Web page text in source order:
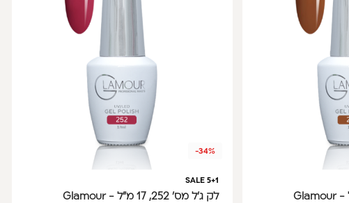
-34%
SALE 5+1
לק ג'ל מס' 252, 17 מ"ל - Glamour